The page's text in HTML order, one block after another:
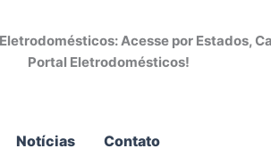
Acesse por Estados,
Portal Eletrodomésticos!
Notícias Contato